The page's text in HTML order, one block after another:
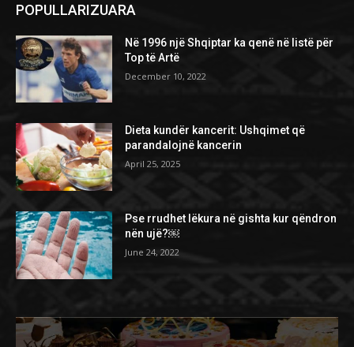
POPULLARIZUARA
Në 1996 një Shqiptar ka qenë në listë për
Top të Artë
December 10, 2022
Dieta kundër kancerit: Ushqimet që
parandalojnë kancerin
April 25, 2025
Pse rrudhet lëkura në gishta kur qëndron
nën ujë?￼
June 24, 2022